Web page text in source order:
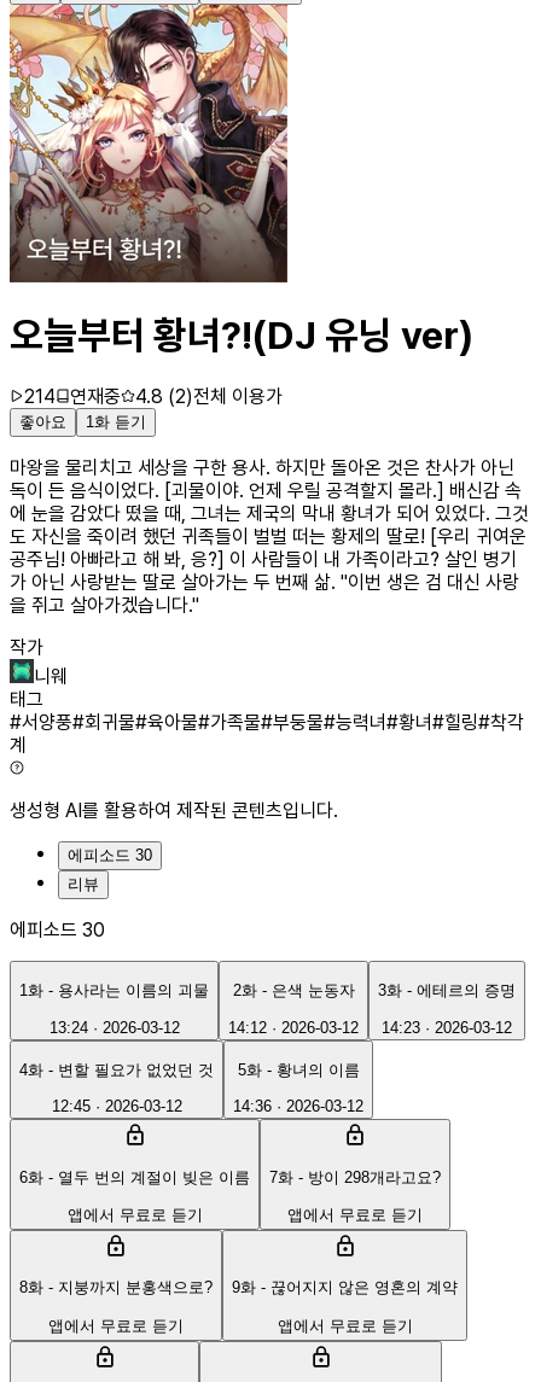
오늘부터 황녀?!(DJ 유닝 ver)
214 연재중 4.8 (2)전체 이용가
좋아요 1화 듣기
마왕을 물리치고 세상을 구한 용사. 하지만 돌아온 것은 찬사가 아닌
독이 든 음식이었다. [괴물이야. 언제 우릴 공격할지 몰라.] 배신감 속
에 눈을 감았다 떴을 때, 그녀는 제국의 막내 황녀가 되어 있었다. 그것
도 자신을 죽이려 했던 귀족들이 벌벌 떠는 황제의 딸로! [우리 귀여운
공주님! 아빠라고 해 봐, 응?] 이 사람들이 내 가족이라고? 살인 병기
가 아닌 사랑받는 딸로 살아가는 두 번째 삶. "이번 생은 검 대신 사랑
을 쥐고 살아가겠습니다."
작가
니웨
태그
#서양풍#회귀물#육아물#가족물#부둥물#능력녀#황녀#힐링#착각
계
생성형 AI를 활용하여 제작된 콘텐츠입니다.
에피소드 30
리뷰
에피소드 30
1화 - 용사라는 이름의 괴물
13:24· 2026-03-12
2화 - 은색 눈동자
14:12 · 2026-03-12
3화 - 에테르의 증명
14:23 · 2026-03-12
4화 - 변할 필요가 없었던 것
12:45· 2026-03-12
5화 - 황녀의 이름
14:36 · 2026-03-12
6화 - 열두 번의 계절이 빚은 이름
앱에서 무료로 듣기
7화 - 방이 298개라고요?
앱에서 무료로 듣기
8화 - 지붕까지 분홍색으로?
앱에서 무료로 듣기
9화 - 끊어지지 않은 영혼의 계약
앱에서 무료로 듣기